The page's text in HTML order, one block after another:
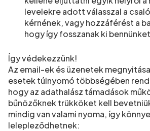
levelekre adott válasszal a
kérnének, vagy hozzáférést a
hogy így fosszanak ki
Így védekezzünk!
Az email-ek és üzenetek
esetek túlnyomó többségében
hogy az adathalász támadások
bűnözőknek trükköket kell
mindig van valami nyoma, így
lelepleződhetnek: